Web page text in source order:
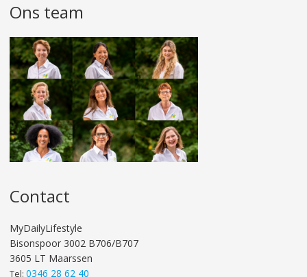
Ons team
Contact
MyDailyLifestyle
Bisonspoor 3002 B706/B707
3605 LT Maarssen
Tel: 0346 28 62 40